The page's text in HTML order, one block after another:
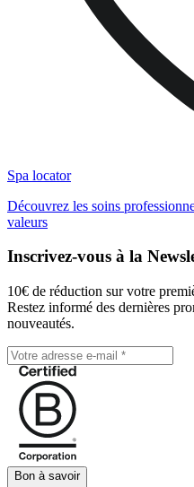
Spa locator
Découvrez les soins
valeurs
Inscrivez-vous à la
10€ de réduction sur votre
Restez informé des dernières
nouveautés.
Bon à savoir